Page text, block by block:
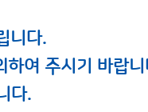
니다.
여 주시기 바랍니
다.